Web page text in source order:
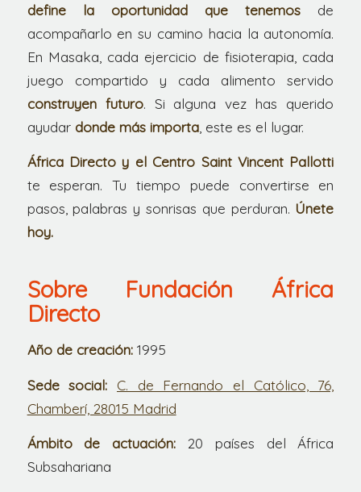
define la oportunidad que tenemos de
acompañarlo en su camino hacia la autonomía.
En Masaka, cada ejercicio de fisioterapia, cada
juego compartido y cada alimento servido
construyen futuro. Si alguna vez has querido
ayudar donde más importa, este es el lugar.
África Directo y el Centro Saint Vincent Pallotti
te esperan. Tu tiempo puede convertirse en
pasos, palabras y sonrisas que perduran. Únete
hoy.
Sobre Fundación África
Directo
Año de creación: 1995
Sede social: C. de Fernando el Católico, 76,
Chamberí, 28015 Madrid
Ámbito de actuación: 20 países del África
Subsahariana